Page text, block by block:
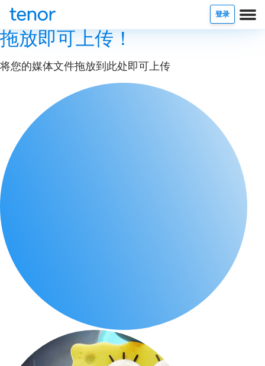
登录
拖放即可上传！
将您的媒体文件拖放到此处即可上传